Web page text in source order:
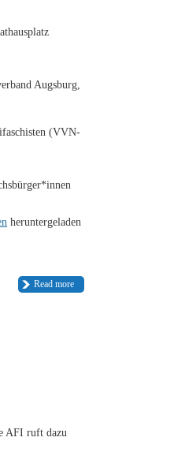
Augsburg,
(VVN-
heruntergeladen
Read more
AFI ruft dazu